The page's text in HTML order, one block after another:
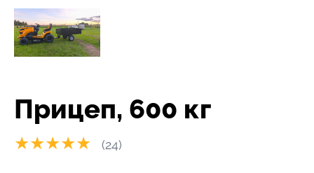
Прицеп, 600 кг
★★★★★ (24)